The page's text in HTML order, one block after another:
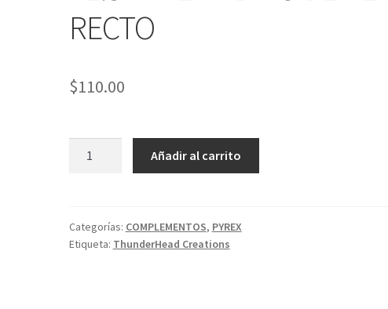
RECTO
$110.00
TAUREN
MTL
Añadir al carrito
Categorías: COMPLEMENTOS, PYREX
Etiqueta: ThunderHead Creations